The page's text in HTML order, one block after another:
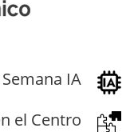
Semana IA
el Centro